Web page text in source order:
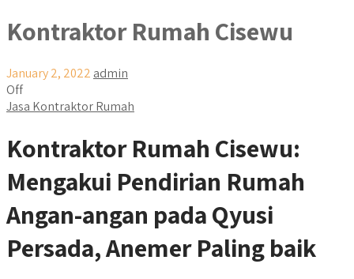
Kontraktor Rumah Cisewu
January 2, 2022 admin
Off
Jasa Kontraktor Rumah
Kontraktor Rumah Cisewu:
Mengakui Pendirian Rumah
Angan-angan pada Qyusi
Persada, Anemer Paling baik